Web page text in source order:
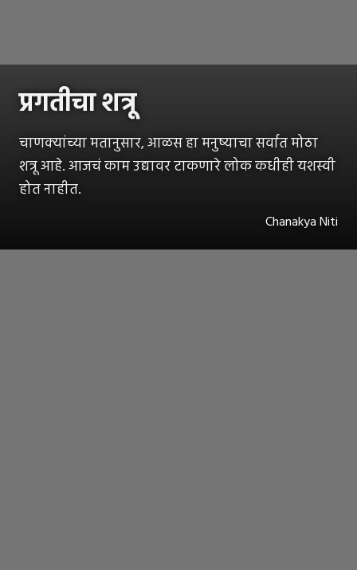
प्रगतीचा शत्रू
चाणक्यांच्या मतानुसार, आळस हा मनुष्याचा सर्वात मोठा
शत्रू आहे. आजचं काम उद्यावर टाकणारे लोक कधीही यशस्वी
होत नाहीत.
Chanakya Niti